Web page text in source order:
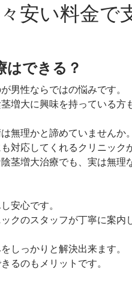
安い料金で
はできる？
男性ならではの悩みです。
増大に興味を持っている方
無理かと諦めていませんか。
対応してくれるクリニック
茎増大治療でも、実は無理
安心です。
クのスタッフが丁寧に案内
しっかりと解決出来ます。
るのもメリットです。